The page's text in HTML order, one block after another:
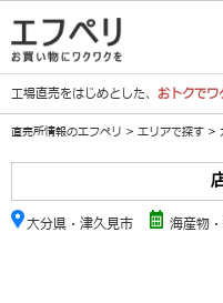
工場直売をはじめとした、 おトクでワ
直売所情報のエフペリ > エリアで探す >
大分県・津久見市 海産物